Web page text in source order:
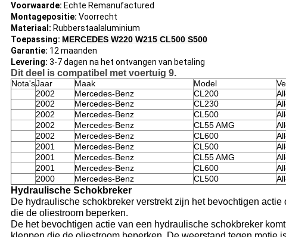
Voorwaarde: Echte Remanufactured
Montagepositie: Voorrecht
Materiaal: Rubberstaalaluminium
Toepassing: MERCEDES W220 W215 CL500 S500
Garantie: 12 maanden
Levering: 3-7 dagen na het ontvangen van betaling
Dit deel is compatibel met voertuig 9.
Nota'sJaar Maak Model
2002
Mercedes-Benz CL200
2002
Mercedes-Benz CL230
2002
Mercedes-Benz CL500
2002
Mercedes-Benz CL55 AMG
2002
Mercedes-Benz CL600
2001
Mercedes-Benz CL500
2001
Mercedes-Benz CL55 AMG
2001
Mercedes-Benz CL600
2000
Mercedes-Benz CL500
Hydraulische Schokbreker
De hydraulische schokbreker verstrekt zijn het bevochtigen
die de oliestroom beperken.
De het bevochtigen actie van een hydraulische schokbreker